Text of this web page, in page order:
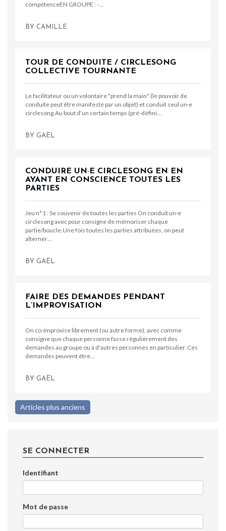
compétenceEN GROUPE : -…
BY CAMILLE
TOUR DE CONDUITE / CIRCLESONG
COLLECTIVE TOURNANTE
Le facilitateur ou un volontaire "prend la main" (le pouvoir de
conduite peut être manifesté par un objet) et conduit seul un·e
circlesong.Au bout d'un certain temps (pré-défini…
BY GAËL
CONDUIRE UN·E CIRCLESONG EN EN
AYANT EN CONSCIENCE TOUTES LES
PARTIES
Jeu n°1 : Se souvenir de toutes les parties On conduit un·e
circlesong avec pour consigne de mémoriser chaque
partie/boucle.Une fois toutes les parties attribuées, on peut
alterner…
BY GAËL
FAIRE DES DEMANDES PENDANT
L’IMPROVISATION
On co-improvise librement (ou autre forme), avec comme
consigne que chaque personne fasse régulièrement des
demandes au groupe ou à d'autres personnes en particulier. Ces
demandes peuvent être…
BY GAËL
Navigation
Articles plus anciens
SE CONNECTER
Identifiant
Mot de passe